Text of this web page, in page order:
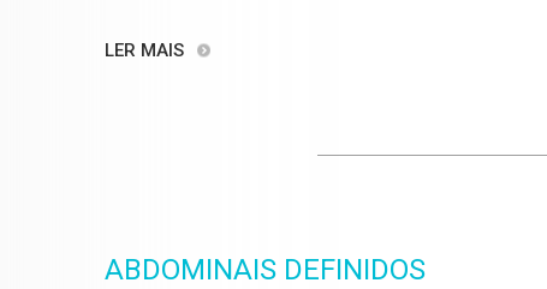
LER MAIS
ABDOMINAIS DEFINIDOS